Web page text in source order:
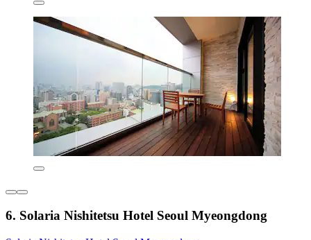
6. Solaria Nishitetsu Hotel Seoul Myeongdong